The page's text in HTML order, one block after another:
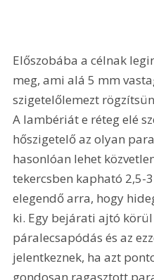
Előszobába a célnak
meg, ami alá 5 mm
szigetelőlemezt
A lambériát e réteg elé
hőszigetelő az olyan
hasonlóan lehet
tekercsben kapható 2,5-
elegendő arra, hogy
ki. Egy bejárati ajtó körül
páralecsapódás és az
jelentkeznek, ha azt